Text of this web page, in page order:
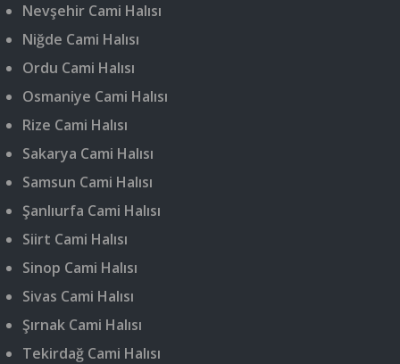
Nevşehir Cami Halısı
Niğde Cami Halısı
Ordu Cami Halısı
Osmaniye Cami Halısı
Rize Cami Halısı
Sakarya Cami Halısı
Samsun Cami Halısı
Şanlıurfa Cami Halısı
Siirt Cami Halısı
Sinop Cami Halısı
Sivas Cami Halısı
Şırnak Cami Halısı
Tekirdağ Cami Halısı